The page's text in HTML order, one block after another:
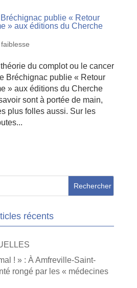
publie « Retour
» aux éditions du Cherche
du complot ou le cancer
Bréchignac publie « Retour
» aux éditions du Cherche
sont à portée de main,
plus folles aussi. Sur les
récents
! » : À Amfreville-Saint-
rongé par les « médecines